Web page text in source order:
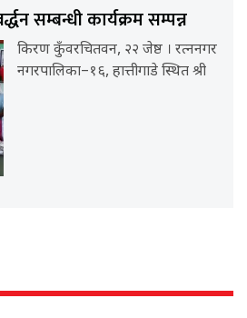
सम्बन्धी कार्यक्रम सम्पन्न
किरण कुँवरचितवन, २२ जेष्ठ । रत्ननगर
नगरपालिका–१६, हात्तीगाडे स्थित श्री